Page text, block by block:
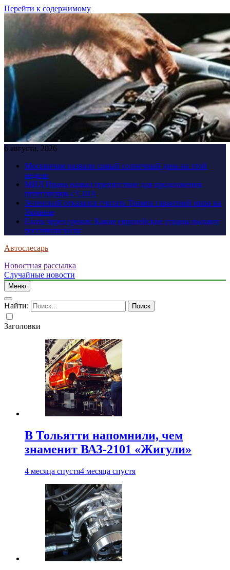
Перейти к содержимому
6 августа, 2026
Москвичам назвали самый солнечный день на этой
неделе
МИД Ирана назвал препятствие для продолжения
переговоров с США
Зеленский отказался считать Трампа гарантией мира на
Украине
Ехать через греков: Какие европейские страны выдают
россиянам визы
Автослесарь
Новостная рассылка
Случайные новости
Меню
Найти:
Заголовки
В Тольятти напомнили, чем
знаменит ВАЗ-2101 «Жигули»
4 месяца спустя4 месяца спустя